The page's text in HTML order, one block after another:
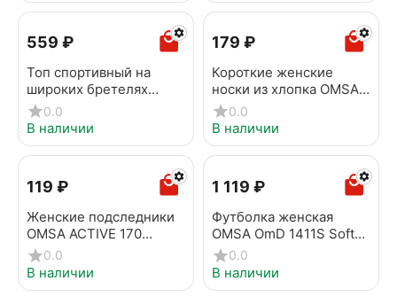
‍559‍ ₽
Топ спортивный на
широких бретелях
OMSA OmS142 Nero
0.0
В наличии
‍179‍ ₽
Короткие женские
носки из хлопка OMSA
ACTIVE 155 menta
0.0
В наличии
‍119‍ ₽
Женские подследники
OMSA ACTIVE 170
Bianco
0.0
В наличии
1 119 ₽
Футболка женская
OMSA OmD 1411S Soft
Beige
0.0
В наличии